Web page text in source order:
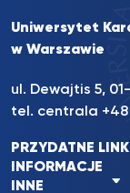
Uniwersytet
w Warszawie
ul. Dewajtis 5,
tel. centrala +48
PRZYDATNE LINKI
INFORMACJE
INNE